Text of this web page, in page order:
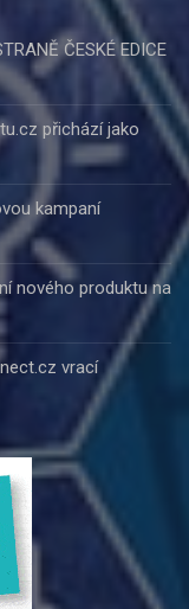
ČESKÉ EDICE
přichází jako
kampaní
nového produktu na
vrací